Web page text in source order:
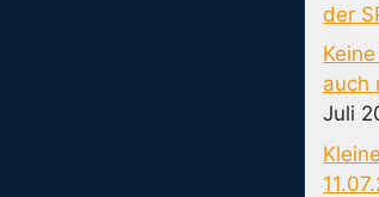
der
auch
Juli